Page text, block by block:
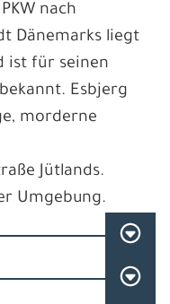
nach
Dänemarks liegt
ist für seinen
Esbjerg
morderne
Jütlands.
Umgebung.